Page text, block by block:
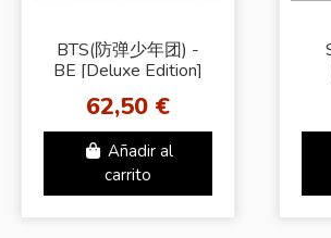
BTS(防弹少年团) -
BE [Deluxe Edition]
62,50 €
Añadir al
carrito